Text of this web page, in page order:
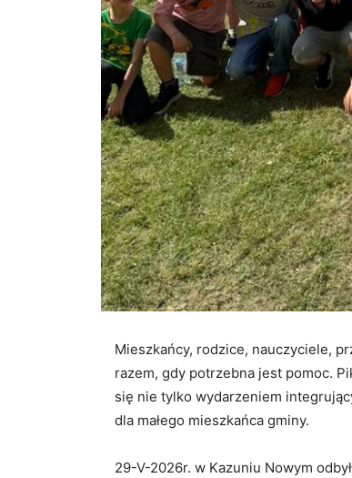
Mieszkańcy, rodzice, nauczyciele,
razem, gdy potrzebna jest pomoc.
się nie tylko wydarzeniem
dla małego mieszkańca gminy.
29-V-2026r. w Kazuniu Nowym